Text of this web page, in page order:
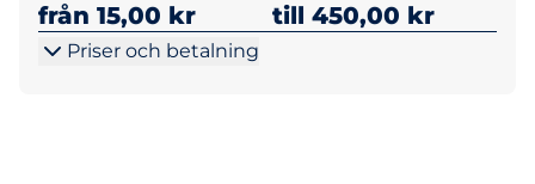
från 15,00 kr till 450,00 kr
Priser och betalning